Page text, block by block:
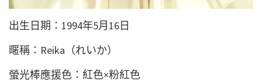
出生日期：1994年5月16日
暱稱：Reika（れいか）
螢光棒應援色：紅色×粉紅色